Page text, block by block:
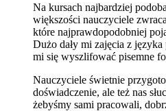
Na kursach najbardziej
większości nauczyciele
które najprawdopodobniej
Dużo dały mi zajęcia z języka
mi się wyszlifować pisemne
Nauczyciele świetnie
doświadczenie, ale też nas
żebyśmy sami pracowali,